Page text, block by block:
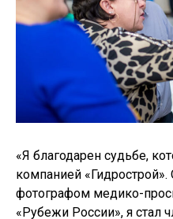
«Я благодарен судьбе,
компанией
фотографом медико-
«Рубежи России», я стал